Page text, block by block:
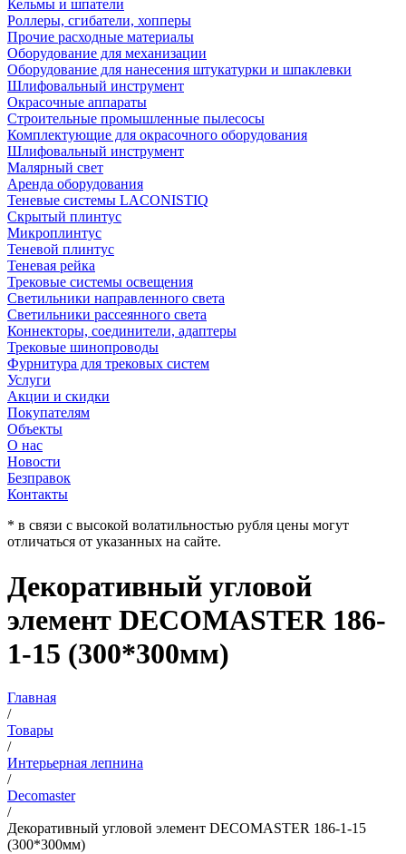
Кельмы и шпатели
Роллеры, сгибатели, хопперы
Прочие расходные материалы
Оборудование для механизации
Оборудование для нанесения штукатурки и шпаклевки
Шлифовальный инструмент
Окрасочные аппараты
Строительные промышленные пылесосы
Комплектующие для окрасочного оборудования
Шлифовальный инструмент
Малярный свет
Аренда оборудования
Теневые системы LACONISTIQ
Скрытый плинтус
Микроплинтус
Теневой плинтус
Теневая рейка
Трековые системы освещения
Светильники направленного света
Светильники рассеянного света
Коннекторы, соединители, адаптеры
Трековые шинопроводы
Фурнитура для трековых систем
Услуги
Акции и скидки
Покупателям
Объекты
О нас
Новости
Безправок
Контакты
* в связи с высокой волатильностью рубля цены могут
отличаться от указанных на сайте.
Декоративный угловой
элемент DECOMASTER 186-
1-15 (300*300мм)
Главная
/
Товары
/
Интерьерная лепнина
/
Decomaster
/
Декоративный угловой элемент DECOMASTER 186-1-15
(300*300мм)